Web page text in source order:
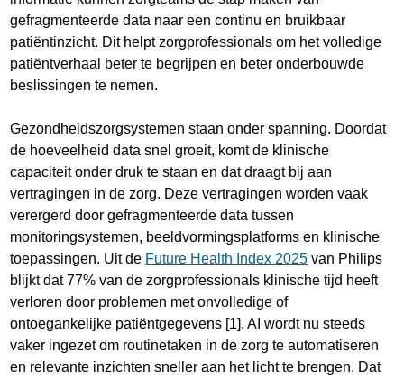
gefragmenteerde data naar een continu en bruikbaar
patiëntinzicht. Dit helpt zorgprofessionals om het volledige
patiëntverhaal beter te begrijpen en beter onderbouwde
beslissingen te nemen.
Gezondheidszorgsystemen staan onder spanning. Doordat
de hoeveelheid data snel groeit, komt de klinische
capaciteit onder druk te staan en dat draagt bij aan
vertragingen in de zorg. Deze vertragingen worden vaak
verergerd door gefragmenteerde data tussen
monitoringsystemen, beeldvormingsplatforms en klinische
toepassingen. Uit de Future Health Index 2025 van Philips
blijkt dat 77% van de zorgprofessionals klinische tijd heeft
verloren door problemen met onvolledige of
ontoegankelijke patiëntgegevens [1]. AI wordt nu steeds
vaker ingezet om routinetaken in de zorg te automatiseren
en relevante inzichten sneller aan het licht te brengen. Dat